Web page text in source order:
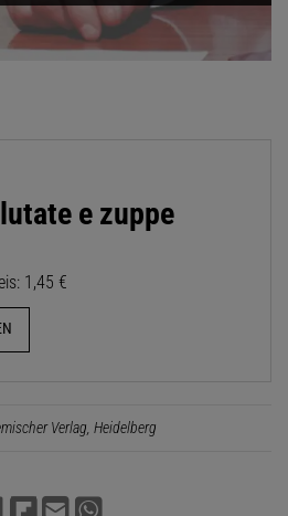
e zuppe
1,45 €
Verlag, Heidelberg